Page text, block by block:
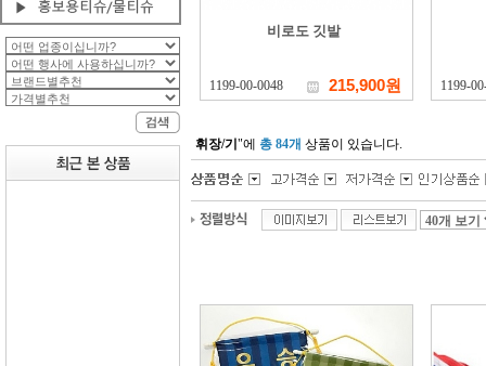
비로도 깃발
1199-00-0048 215,900원 1199-
휘장/기 "에 총 84개 상품이 있습니다.